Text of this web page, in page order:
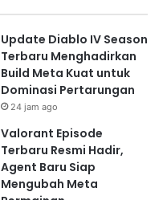
Update Diablo IV Season
Terbaru Menghadirkan
Build Meta Kuat untuk
Dominasi Pertarungan
24 jam ago
Valorant Episode
Terbaru Resmi Hadir,
Agent Baru Siap
Mengubah Meta